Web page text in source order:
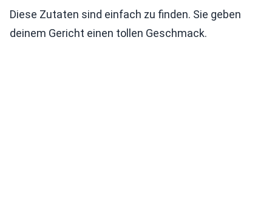
Diese Zutaten sind einfach zu finden. Sie geben
deinem Gericht einen tollen Geschmack.